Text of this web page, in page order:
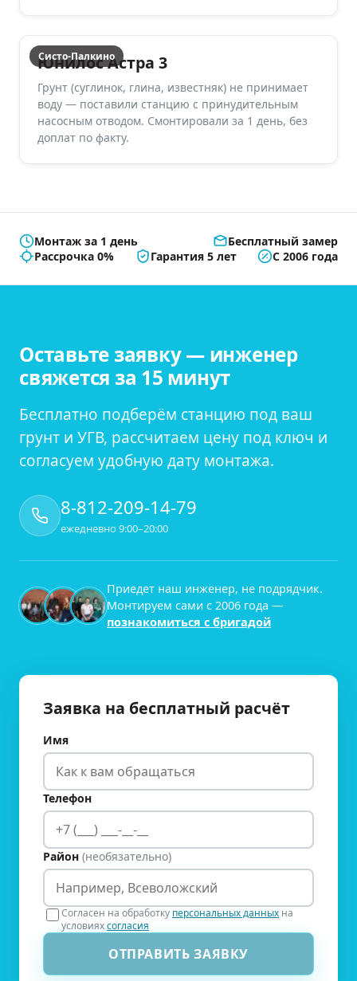
Систо-Палкино
Юнилос Астра 3
Грунт (суглинок, глина, известняк) не принимает
воду — поставили станцию с принудительным
насосным отводом. Смонтировали за 1 день, без
доплат по факту.
Монтаж за 1 день
Бесплатный замер
Рассрочка 0%
Гарантия 5 лет С 2006 года
Оставьте заявку — инженер
свяжется за 15 минут
Бесплатно подберём станцию под ваш
грунт и УГВ, рассчитаем цену под ключ и
согласуем удобную дату монтажа.
8-812-209-14-79
ежедневно 9:00–20:00
Приедет наш инженер, не подрядчик.
Монтируем сами с 2006 года —
познакомиться с бригадой
Заявка на бесплатный расчёт
Имя
Телефон
Район (необязательно)
Согласен на обработку персональных данных на
условияхсогласия
ОТПРАВИТЬ ЗАЯВКУ